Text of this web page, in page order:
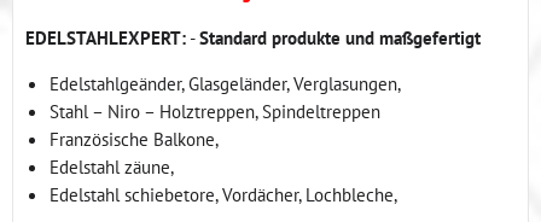
EDELSTAHLEXPERT:-Standard produkte und maßgefertigt
Edelstahlgeänder, Glasgeländer, Verglasungen,
Stahl – Niro – Holztreppen, Spindeltreppen
Französische Balkone,
Edelstahl zäune,
Edelstahl schiebetore, Vordächer, Lochbleche,